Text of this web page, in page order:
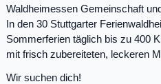
Waldheimessen Gemeinschaft
In den 30 Stuttgarter
Sommerferien täglich bis zu 400
mit frisch zubereiteten, leckeren
Wir suchen dich!